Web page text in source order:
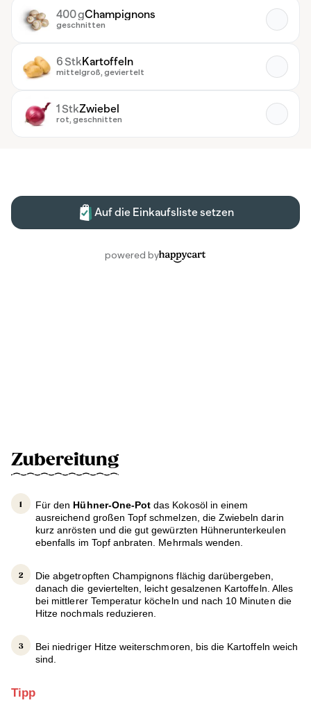
Zubereitung
Für den Hühner-One-Pot das Kokosöl in einem
ausreichend großen Topf schmelzen, die Zwiebeln darin
kurz anrösten und die gut gewürzten Hühnerunterkeulen
ebenfalls im Topf anbraten. Mehrmals wenden.
Die abgetropften Champignons flächig darübergeben,
danach die geviertelten, leicht gesalzenen Kartoffeln. Alles
bei mittlerer Temperatur köcheln und nach 10 Minuten die
Hitze nochmals reduzieren.
Bei niedriger Hitze weiterschmoren, bis die Kartoffeln weich
sind.
Tipp